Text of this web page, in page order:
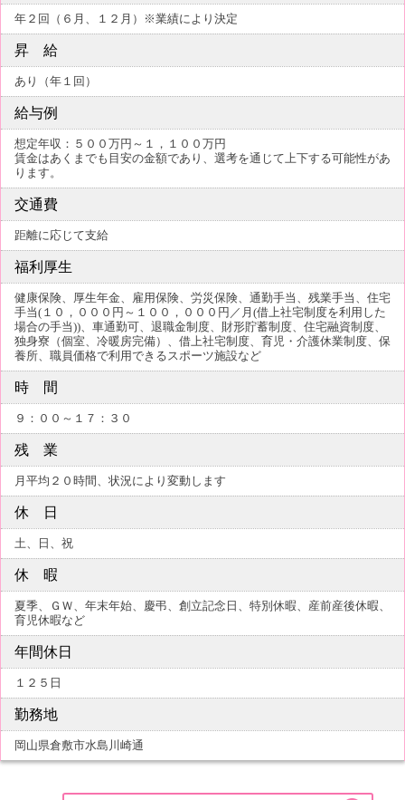
年２回（６月、１２月）※業績により決定
昇 給
あり（年１回）
給与例
想定年収：５００万円～１，１００万円
賃金はあくまでも目安の金額であり、選考を通じて上下する可能性があ
ります。
交通費
距離に応じて支給
福利厚生
健康保険、厚生年金、雇用保険、労災保険、通勤手当、残業手当、住宅
手当(１０，０００円～１００，０００円／月(借上社宅制度を利用した
場合の手当))、車通勤可、退職金制度、財形貯蓄制度、住宅融資制度、
独身寮（個室、冷暖房完備）、借上社宅制度、育児・介護休業制度、保
養所、職員価格で利用できるスポーツ施設など
時 間
９：００～１７：３０
残 業
月平均２０時間、状況により変動します
休 日
土、日、祝
休 暇
夏季、ＧＷ、年末年始、慶弔、創立記念日、特別休暇、産前産後休暇、
育児休暇など
年間休日
１２５日
勤務地
岡山県倉敷市水島川崎通